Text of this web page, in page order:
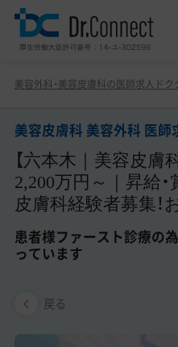
美容クリニック見学ご希望
サービス紹介
ドクターコネクトの強み
エージェント紹介
美容外科・美容皮膚科の医師求人ドク
美容皮膚科 美容外科 医
【六本木｜美容皮膚
2,200万円～｜昇給
皮膚科経験者募集
患者様ファースト診療の
っています
戻る
美容皮膚科 美容外科 医
｜美容皮膚科・美容外科
ースト診療の為、お人柄